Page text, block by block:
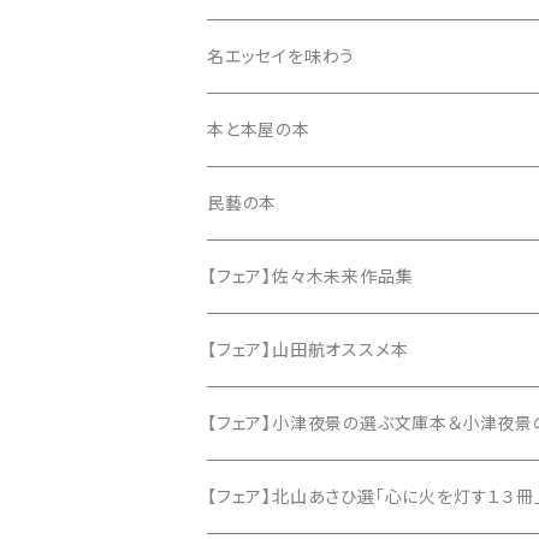
同人誌・リトルプレス
名エッセイを味わう
本と本屋の本
民藝の本
【フェア】佐々木未来作品集
【フェア】山田航オススメ本
【フェア】小津夜景の選ぶ文庫本＆小津夜景
【フェア】北山あさひ選「心に火を灯す１３冊